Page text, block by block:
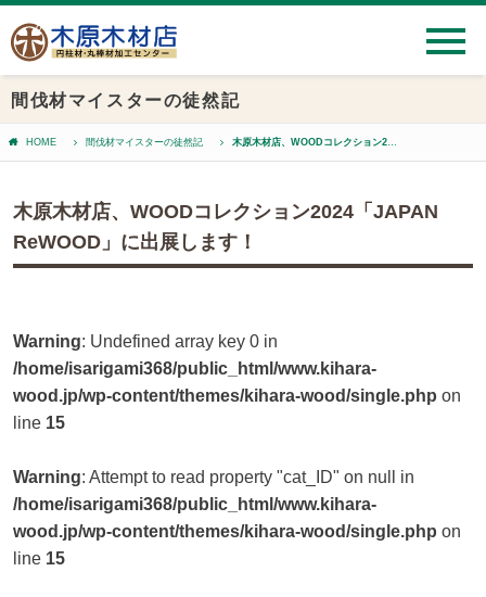
間伐材マイスターの徒然記
HOME 間伐材マイスターの徒然記 木原木材店、WOODコレクション2024「JAPAN ReWOOD」に出展します！
木原木材店、WOODコレクション2024「JAPAN
ReWOOD」に出展します！
Warning: Undefined array key 0 in
/home/isarigami368/public_html/www.kihara-
wood.jp/wp-content/themes/kihara-wood/single.php on
line 15
Warning: Attempt to read property "cat_ID" on null in
/home/isarigami368/public_html/www.kihara-
wood.jp/wp-content/themes/kihara-wood/single.php on
line 15